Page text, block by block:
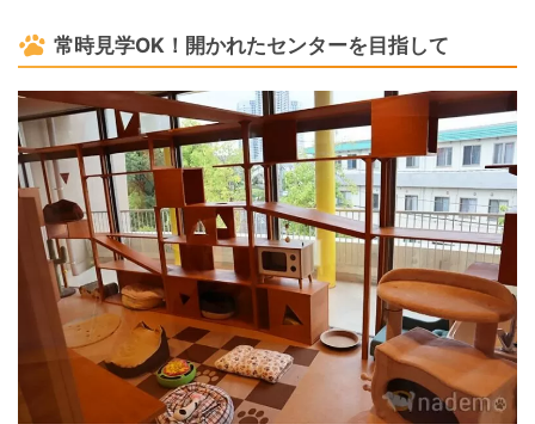
常時見学OK！開かれたセンターを目指して